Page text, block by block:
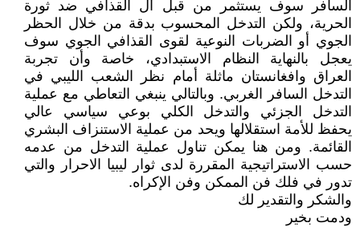
السافر سوف يستثمر من قبل آل القذافي ضد ثورة
الحرية، ولكن التدخل المحسوب بدقة من خلال الحظر
الجوي أو الضربات النوعية لقوى القذافي الجوي سوف
يعجل بالنهاية النظام الاستبدادي، خاصة وأن تجربة
العراق وافغانستان ماثلة أمام نظر الشعب الليبي في
التدخل السافر الغربي. وبالتالي ينبغي التعاطي مع عملية
التدخل الجزئي والتدخل الكلي بوعي سياسي عالي
يحفظ للأمة استقلالها ويحد من عملية الاستنزاف البشري
القائمة. ومن هنا يمكن تناول عملية التدخل من عدمه
حسب الاستراتيجية المقررة لدى ثوار ليبيا الاحرار والتي
تدور في فلك فن الممكن وفن الإكراه.
والشكر والتقدير لك
ودمت بخير